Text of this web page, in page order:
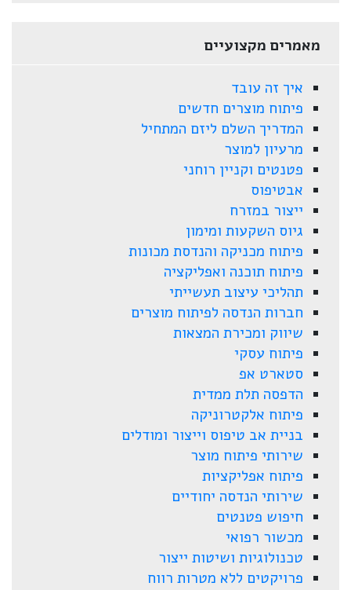
מאמרים מקצועיים
איך זה עובד
פיתוח מוצרים חדשים
המדריך השלם ליזם המתחיל
מרעיון למוצר
פטנטים וקניין רוחני
אבטיפוס
ייצור במזרח
גיוס השקעות ומימון
פיתוח מכניקה והנדסת מכונות
פיתוח תוכנה ואפליקציה
תהליכי עיצוב תעשייתי
חברות הנדסה לפיתוח מוצרים
שיווק ומכירת המצאות
פיתוח עסקי
סטארט אפ
הדפסה תלת ממדית
פיתוח אלקטרוניקה
בניית אב טיפוס וייצור ומודלים
שירותי פיתוח מוצר
פיתוח אפליקציות
שירותי הנדסה יחודיים
חיפוש פטנטים
מכשור רפואי
טכנולוגיות ושיטות ייצור
פרויקטים ללא מטרות רווח